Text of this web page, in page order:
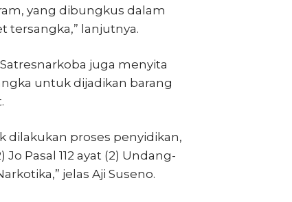
yang dibungkus dalam
tersangka,” lanjutnya.
juga menyita
untuk dijadikan barang
dilakukan proses penyidikan,
Pasal 112 ayat (2) Undang-
jelas Aji Suseno.